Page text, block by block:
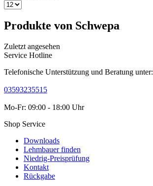
Produkte von Schwepa
Zuletzt angesehen
Service Hotline
Telefonische Unterstützung und Beratung unter:
03593235515
Mo-Fr: 09:00 - 18:00 Uhr
Shop Service
Downloads
Lehmbauer finden
Niedrig-Preisprüfung
Kontakt
Rückgabe